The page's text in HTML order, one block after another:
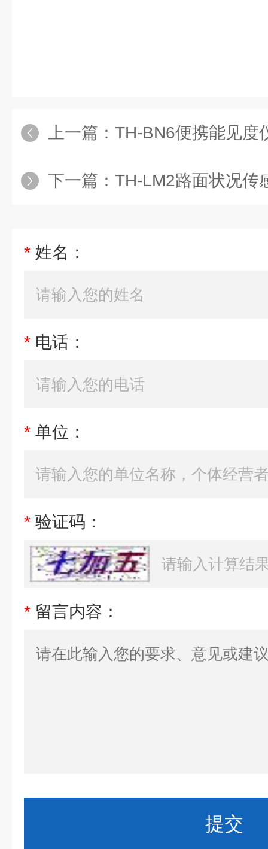
上一篇： TH-BN6便携能见度
下一篇： TH-LM2路面状况传
* 姓名：
* 电话：
* 单位：
* 验证码：
* 留言内容：